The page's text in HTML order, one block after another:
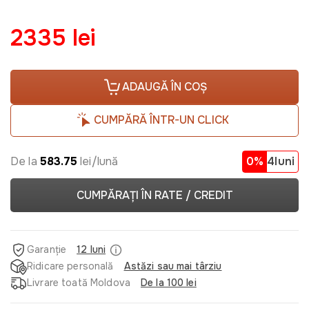
2335 lei
ADAUGĂ ÎN COȘ
CUMPĂRĂ ÎNTR-UN CLICK
De la 583.75 lei/lună 0% 4luni
CUMPĂRAȚI ÎN RATE / CREDIT
Garanție
12 luni
Ridicare personală
Astăzi sau mai târziu
Livrare toată Moldova
De la 100 lei